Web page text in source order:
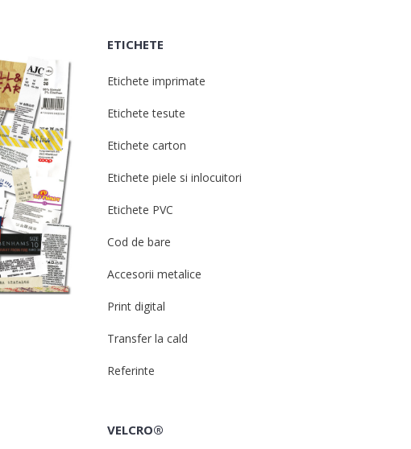
ETICHETE
Etichete imprimate
Etichete tesute
Etichete carton
Etichete piele si inlocuitori
Etichete PVC
Cod de bare
Accesorii metalice
Print digital
Transfer la cald
Referinte
VELCRO®